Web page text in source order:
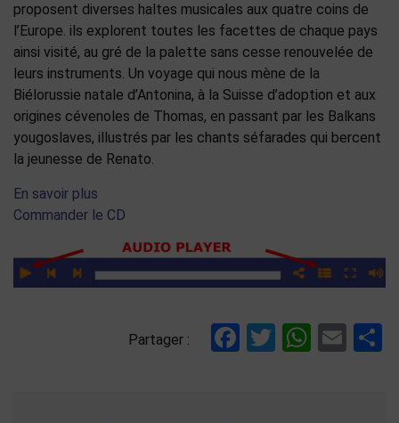
proposent diverses haltes musicales aux quatre coins de
l’Europe. ils explorent toutes les facettes de chaque pays
ainsi visité, au gré de la palette sans cesse renouvelée de
leurs instruments. Un voyage qui nous mène de la
Biélorussie natale d’Antonina, à la Suisse d’adoption et aux
origines cévenoles de Thomas, en passant par les Balkans
yougoslaves, illustrés par les chants séfarades qui bercent
la jeunesse de Renato.
En savoir plus
Commander le CD
Partager : Facebook
Twitter